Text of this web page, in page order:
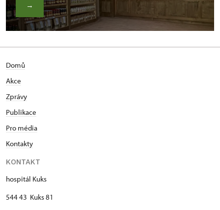
→
Domů
Akce
Zprávy
Publikace
Pro média
Kontakty
KONTAKT
hospitál Kuks
544 43 Kuks 81